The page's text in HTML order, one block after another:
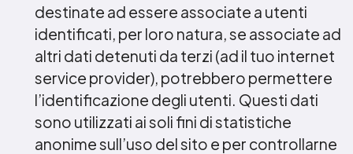
destinate ad essere associate a utenti
identificati, per loro natura, se associate ad
altri dati detenuti da terzi (ad il tuo internet
service provider), potrebbero permettere
l’identificazione degli utenti. Questi dati
sono utilizzati ai soli fini di statistiche
anonime sull’uso del sito e per controllarne